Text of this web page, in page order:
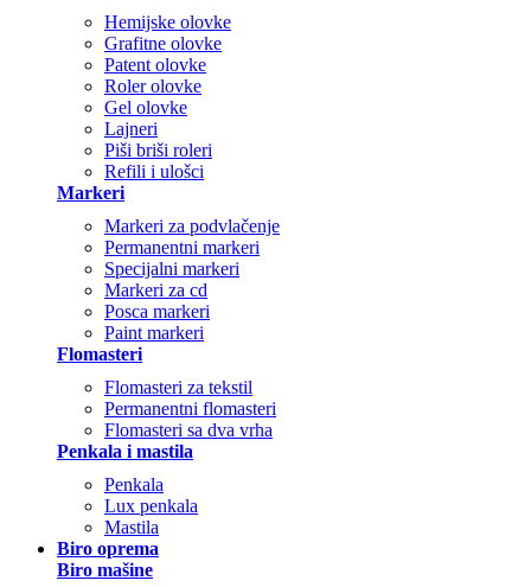
Hemijske olovke
Grafitne olovke
Patent olovke
Roler olovke
Gel olovke
Lajneri
Piši briši roleri
Refili i ulošci
Markeri
Markeri za podvlačenje
Permanentni markeri
Specijalni markeri
Markeri za cd
Posca markeri
Paint markeri
Flomasteri
Flomasteri za tekstil
Permanentni flomasteri
Flomasteri sa dva vrha
Penkala i mastila
Penkala
Lux penkala
Mastila
Biro oprema
Biro mašine